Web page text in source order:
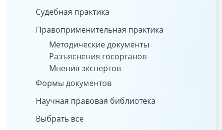
Судебная практика
Правоприменительная практика
Методические документы
Разъяснения госорганов
Мнения экспертов
Формы документов
Научная правовая библиотека
Выбрать все